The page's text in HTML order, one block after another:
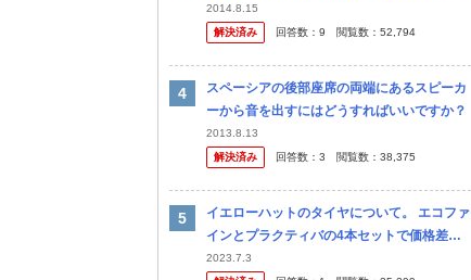
でにいずれかお持ちの方教えてください。 現
在普通車(アベンシス)に乗っていますが増車
2014.8.15
解決済み
回答数： 9 閲覧数： 52,794
スペーシアの後部座席の両端にあるスピーカ
ーから音を出すにはどうすればいいですか？
2013.8.13
解決済み
回答数： 3 閲覧数： 38,375
イエローハットのタイヤについて。 エコファ
インとプラクティバの4本セットで価格差が6
000円程度です。 エコファインは低燃費タイ
2023.7.3